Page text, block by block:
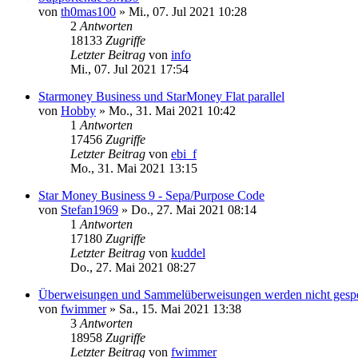
von th0mas100 » Mi., 07. Jul 2021 10:28
2 Antworten
18133 Zugriffe
Letzter Beitrag von info
Mi., 07. Jul 2021 17:54
Starmoney Business und StarMoney Flat parallel
von Hobby » Mo., 31. Mai 2021 10:42
1 Antworten
17456 Zugriffe
Letzter Beitrag von ebi_f
Mo., 31. Mai 2021 13:15
Star Money Business 9 - Sepa/Purpose Code
von Stefan1969 » Do., 27. Mai 2021 08:14
1 Antworten
17180 Zugriffe
Letzter Beitrag von kuddel
Do., 27. Mai 2021 08:27
Überweisungen und Sammelüberweisungen werden nicht
von fwimmer» Sa., 15. Mai 2021 13:38
3 Antworten
18958 Zugriffe
Letzter Beitrag von fwimmer